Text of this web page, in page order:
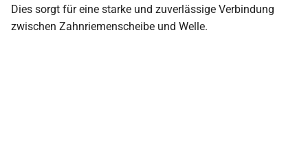
Dies sorgt für eine starke und zuverlässige Verbindung
zwischen Zahnriemenscheibe und Welle.